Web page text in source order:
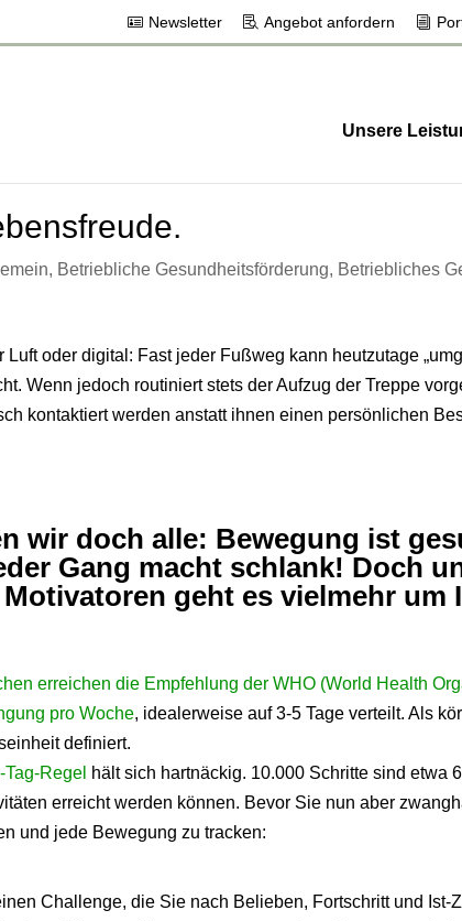
Newsletter Angebot anfordern
Unsere
, Betriebliche Gesundheitsförderung, Betriebliches
oder digital: Fast jeder Fußweg kann heutzutage
Wenn jedoch routiniert stets der Aufzug der Treppe
kontaktiert werden anstatt ihnen einen persönlichen
wir doch alle: Bewegung ist
Gang macht schlank! Doch
geht es vielmehr um
erreichen die Empfehlung der WHO (World Health
pro Woche, idealerweise auf 3-5 Tage verteilt. Als
definiert.
Regel hält sich hartnäckig. 10.000 Schritte sind etwa
erreicht werden können. Bevor Sie nun aber
und jede Bewegung zu tracken:
Challenge, die Sie nach Belieben, Fortschritt und Ist-